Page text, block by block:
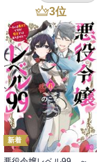
3位
新着